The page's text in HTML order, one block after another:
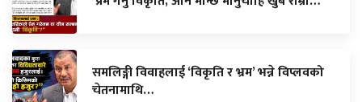
समलिङ्गी विवाहलाई ‘विकृति र भ्रम’ भन्ने विप्लवको
चेतनामाथि…